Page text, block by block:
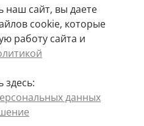
же комплектация и цвета носят
характер.
наш сайт, вы даете
cookie, которые
работу сайта и
данных